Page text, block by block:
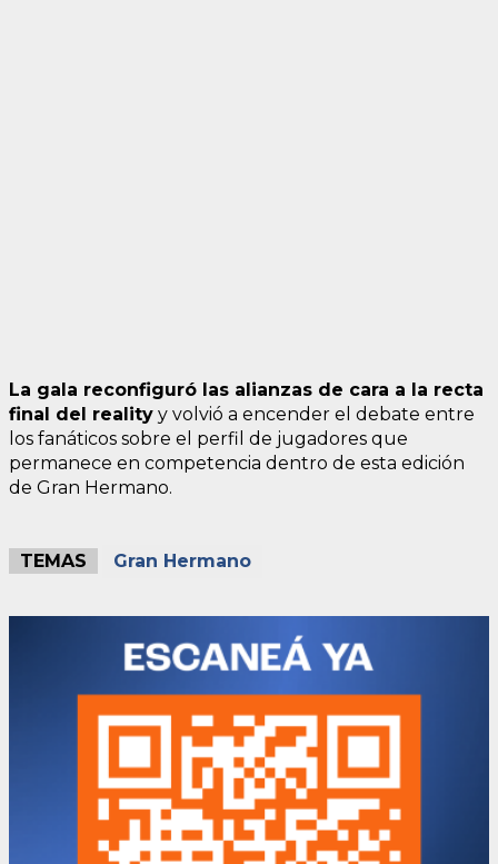
La gala reconfiguró las alianzas de cara a la recta
final del reality y volvió a encender el debate entre
los fanáticos sobre el perfil de jugadores que
permanece en competencia dentro de esta edición
de Gran Hermano.
TEMAS Gran Hermano